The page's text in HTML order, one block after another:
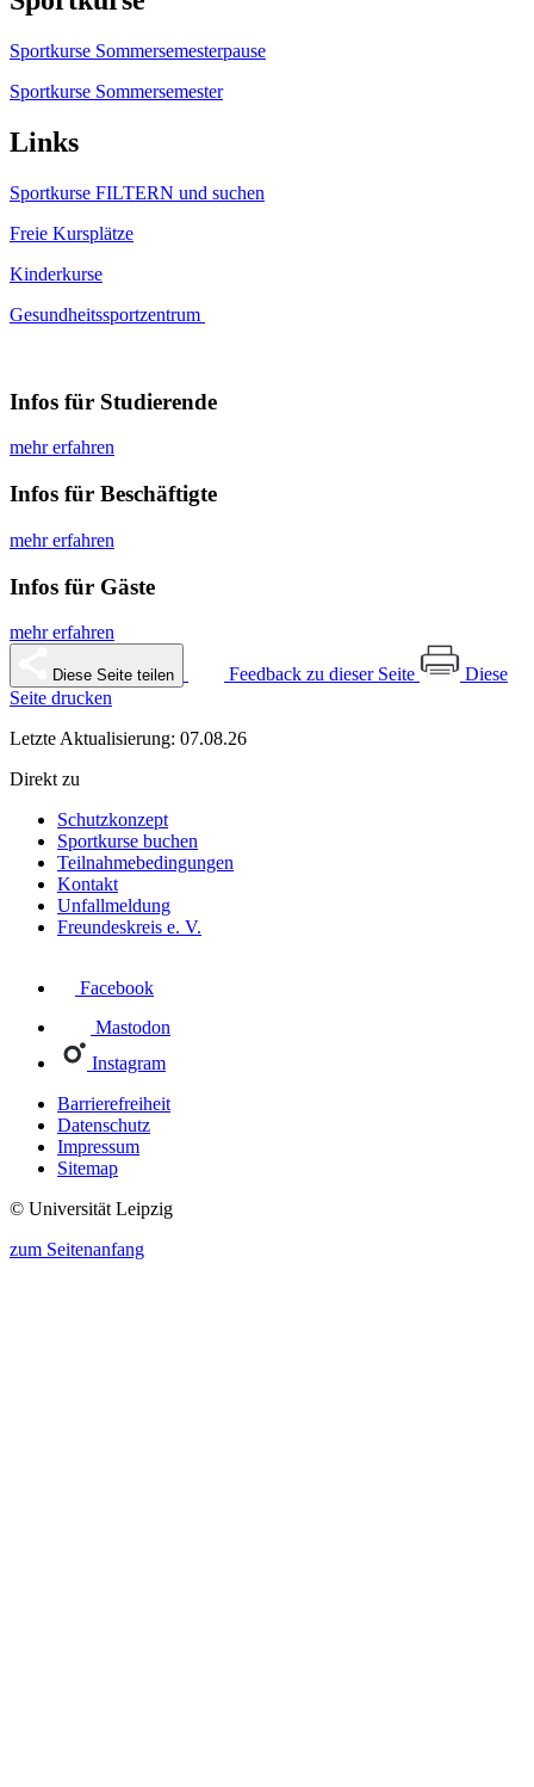
Sportkurse Sommersemesterpause
Sportkurse Sommersemester
Links
Sportkurse FILTERN und suchen
Freie Kursplätze
Kinderkurse
Gesundheitssportzentrum
Infos für Studierende
mehr erfahren
Infos für Beschäftigte
mehr erfahren
Infos für Gäste
mehr erfahren
Diese Seite teilen Feedback zu dieser Seite
Diese
Seite drucken
Letzte Aktualisierung: 07.08.26
Direkt zu
Schutzkonzept
Sportkurse buchen
Teilnahmebedingungen
Kontakt
Unfallmeldung
Freundeskreis e. V.
Facebook
Mastodon
Instagram
Barrierefreiheit
Datenschutz
Impressum
Sitemap
© Universität Leipzig
zum Seitenanfang